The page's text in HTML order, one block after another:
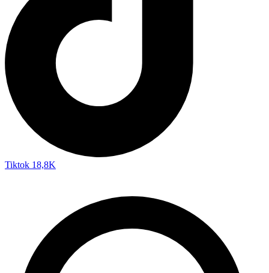
Tiktok 18,8K